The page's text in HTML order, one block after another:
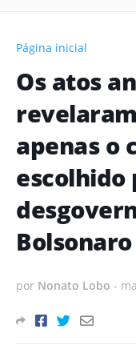
Página inicial
Os atos
apenas o
escolhido
Bolsonaro
por Nonato Lobo -